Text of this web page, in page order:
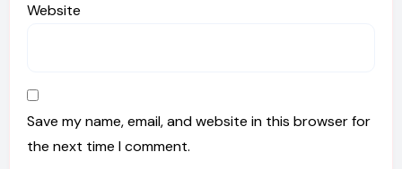
Website
Save my name, email, and website in this browser for
the next time I comment.